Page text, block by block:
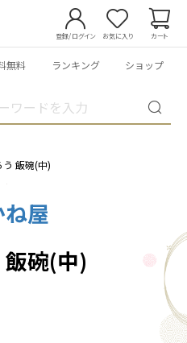
登録/ログイン お気に入り カート
無料 ランキング ショップ
飯碗(中)
屋
碗(中)